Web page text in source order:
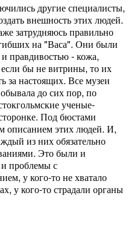
другие специалисты,
внешность этих людей.
затрудняюсь правильно
на "Васа". Они были
правдивостью - кожа,
бы не витрины, то их
настоящих. Все музеи
до сих пор, по
ученые-
Под бюстами
описанием этих людей. И,
из них обязательно
Это были и
проблемы с
у кого-то не хватало
у кого-то страдали органы